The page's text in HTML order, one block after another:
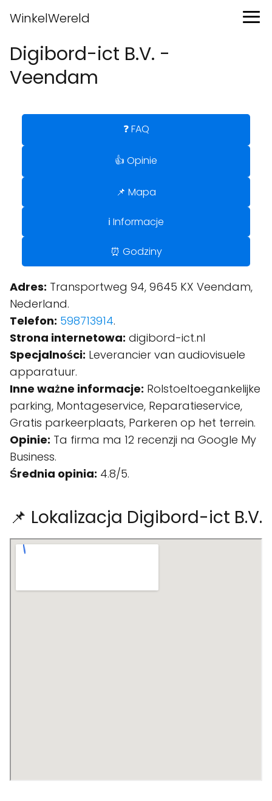
WinkelWereld
Digibord-ict B.V. -
Veendam
❓ FAQ
👍 Opinie
📌 Mapa
ℹ️ Informacje
⏰ Godziny
Adres: Transportweg 94, 9645 KX Veendam,
Nederland.
Telefon: 598713914.
Strona internetowa: digibord-ict.nl
Specjalności: Leverancier van audiovisuele
apparatuur.
Inne ważne informacje: Rolstoeltoegankelijke
parking, Montageservice, Reparatieservice,
Gratis parkeerplaats, Parkeren op het terrein.
Opinie: Ta firma ma 12 recenzji na Google My
Business.
Średnia opinia: 4.8/5.
📌 Lokalizacja Digibord-ict B.V.